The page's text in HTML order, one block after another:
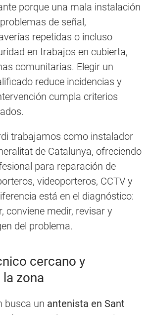
porque una mala instalación
de señal,
repetidas o incluso
en trabajos en cubierta,
comunitarias. Elegir un
reduce incidencias y
cumpla criterios
trabajamos como instalador
de Catalunya, ofreciendo
para reparación de
videoporteros, CCTV y
está en el diagnóstico:
conviene medir, revisar y
del problema.
cercano y
zona
busca un antenista en Sant